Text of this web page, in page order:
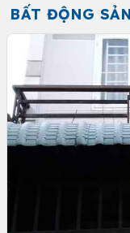
BẤT ĐỘNG